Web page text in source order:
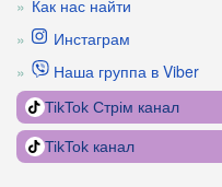
Как нас найти
Инстаграм
Наша группа в Viber
TikTok Стрім канал
TikTok канал